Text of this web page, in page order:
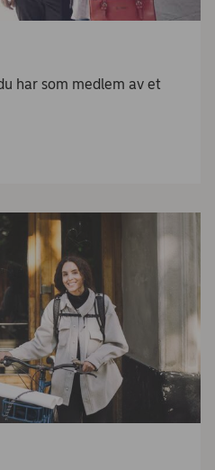
har som medlem av et